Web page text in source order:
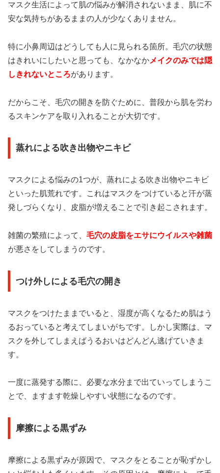
マスク生活によって肌の悩みが解消されないまま、肌に不
安な気持ちがあるままの人が少なくありません。
特に小鼻周辺はどうしても人に見られる箇所。毛穴の状態
はきれいにしたいと思っても、なかなかメイクのみでは隠
しきれないところがあります。
だからこそ、毛穴の開きを防ぐために、普段から肌を労わ
るスキンケアを取り入れることが大切です。
蒸れによる吹き出物やニキビ
マスクによる悩みの1つが、蒸れによる吹き出物やニキビ
といった肌荒れです。これはマスクをつけていると汗が蒸
発しづらくなり、皮脂が増えることで引き起こされます。
雑菌の繁殖によって、 毛穴の皮脂をエサにウイルスや雑菌
が悪さをしてしまうのです。
つけ外しによる毛穴の開き
マスクをつけたままでいると、湿度が高くなるため肌はう
るおっていると考えてしまいがちです。しかし実際は、マ
スクを外してしまえばうるおいはどんどん逃げていきま
す。
一度に蒸発する際に、必要な水分まで出ていってしまうこ
とで、ますます乾燥しやすい状態になるのです。
摩擦による黒ずみ
摩擦による黒ずみが原因で、マスクをとることが恥ずかし